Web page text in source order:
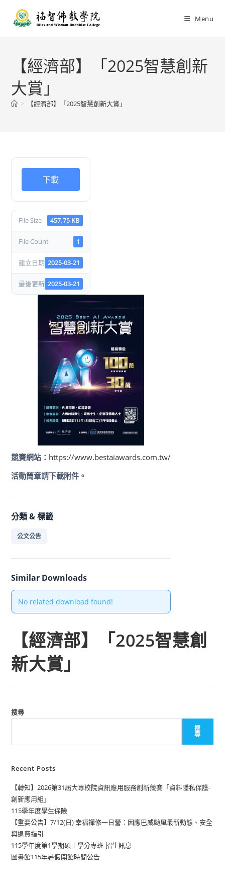
Menu
【經濟部】「2025智慧創新
大賞」
> 【經濟部】「2025智慧創新大賞」
下載
File Size 457.75 KB
File Count 1
建立日期 2025-03-21
最後更新 2025-03-21
競賽網站： https://www.bestaiawards.com.tw/
活動簡章請下載附件。
分類 & 標籤
公文公告
Similar Downloads
No related download found!
【經濟部】「2025智慧創
新大賞」
搜尋
搜
尋
Recent Posts
【轉知】2026第31屆大專校院資訊應用服務創新競賽「資料隱私保護-
創新應用組」
115學年度學生保險
【重要公告】7/12(日) 幸福禪修一日營：因應巴威颱風最新動態、安全
與退費指引
115學年度第1學期碩士學分專班-招生訊息
圖書館115年暑假開館時間公告